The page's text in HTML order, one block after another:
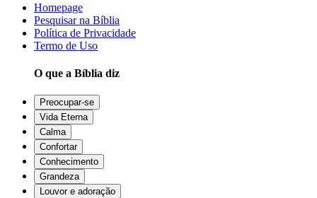
Homepage
Pesquisar na Bíblia
Política de Privacidade
Termo de Uso
O que a Bíblia diz
Preocupar-se
Vida Eterna
Calma
Confortar
Conhecimento
Grandeza
Louvor e adoração